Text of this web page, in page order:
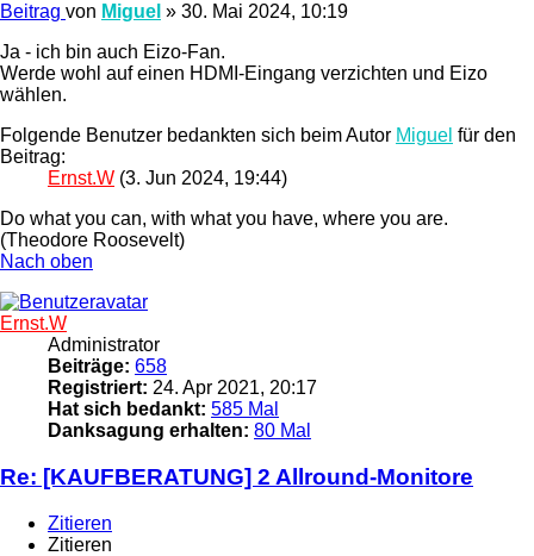
Beitrag von Miguel » 30. Mai 2024, 10:19
Ja - ich bin auch Eizo-Fan.
Werde wohl auf einen HDMI-Eingang verzichten und Eizo
wählen.
Folgende Benutzer bedankten sich beim Autor Miguel für den
Beitrag:
Ernst.W (3. Jun 2024, 19:44)
Do what you can, with what you have, where you are.
(Theodore Roosevelt)
Nach oben
Ernst.W
Administrator
Beiträge: 658
Registriert: 24. Apr 2021, 20:17
Hat sich bedankt: 585 Mal
Danksagung erhalten: 80 Mal
Re: [KAUFBERATUNG] 2 Allround-Monitore
Zitieren
Zitieren